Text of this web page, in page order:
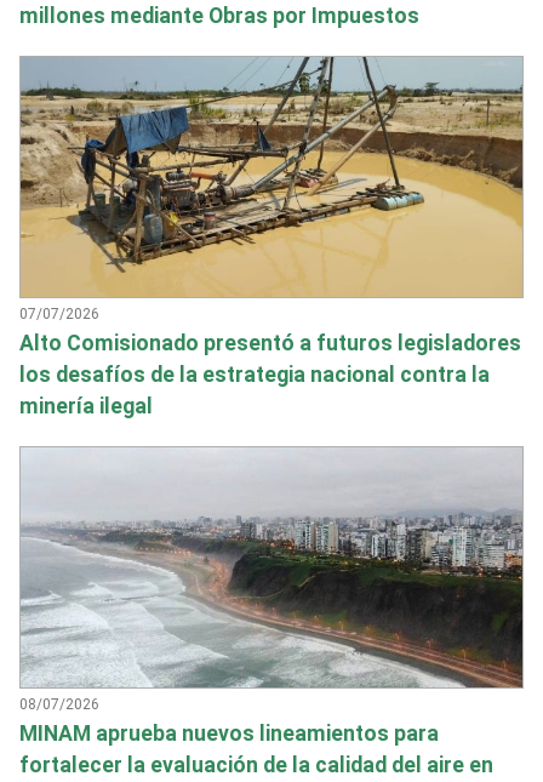
millones mediante Obras por Impuestos
07/07/2026
Alto Comisionado presentó a futuros legisladores
los desafíos de la estrategia nacional contra la
minería ilegal
08/07/2026
MINAM aprueba nuevos lineamientos para
fortalecer la evaluación de la calidad del aire en